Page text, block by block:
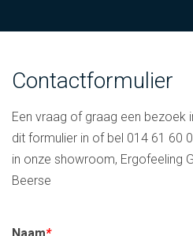
Contactformulier
Een vraag of graag een bezoek
dit formulier in of bel 014 61 60
in onze showroom, Ergofeeling
Beerse